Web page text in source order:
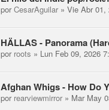
porCesarAguilar » Vie Abr 01,
HÄLLAS - Panorama
por roots » Lun Feb 09, 2026
Afghan Whigs - How Do
por rearviewmirror » Mar May